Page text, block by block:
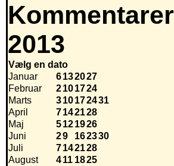
Kommentarer
2013
Vælg en dato
Januar
6132027
Februar
2101724
Marts
310172431
April
7142128
Maj
5121926
Juni
29 162330
Juli
7142128
August
411 1825